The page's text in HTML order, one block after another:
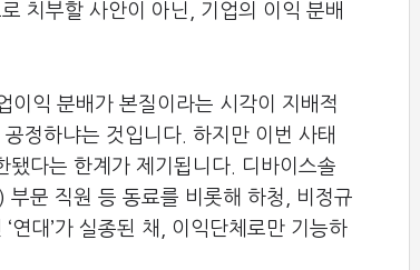
치부할 사안이 아닌
기업의 이익 분배
이익 분배가 본질이라는 시각이 지배적
정하냐는 것입니다 하지만 이번 사태
됐다는 한계가 제기됩니다
디바이스솔
) 부문 직원 등 동료를 비롯해 하청
비정규
‘연대 ’가 실종된 채, 이익단체로만 기능하